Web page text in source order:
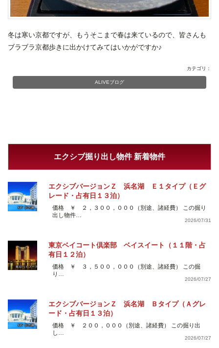
冬は寒い京都ですが、もうそこまで春は来ているので、皆さんも
ブラブラ京都歩きに出かけてみてはいかがですか♪
カテゴリ：
ALIVEブログ
エクシブ掘り出し物件 新着物件
エクシブバージョンＺ 浜名湖 Ｅ１タイプ（Ｅグ
レード・占有日１３泊）
価格 ￥ ２，３００，０００（別途、諸経費） この掘り
出し物件…
2026/07/31
東京ベイコート倶楽部 ベイスイート（１１階・占
有日１２泊）
価格 ￥ ３，５００，０００（別途、諸経費） この掘
り…
2026/07/27
エクシブバージョンＺ 浜名湖 Ｂタイプ（Ａグレ
ード・占有日１３泊）
価格 ￥ ２００，０００（別途、諸経費） この掘り出
し…
2026/07/27